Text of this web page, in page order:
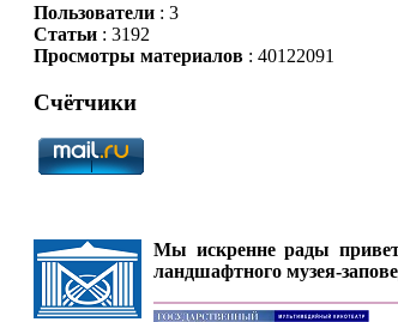
Пользователи: 3
Статьи: 3192
Просмотры материалов: 40122091
Счётчики
Мы искренне рады
ландшафтного музея-